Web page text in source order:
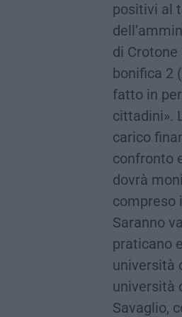
positivi al
di
bonifica 2
fatto in
cittadini».
carico
confronto
dovrà
compreso
Saranno
praticano
università
università
Savaglio,